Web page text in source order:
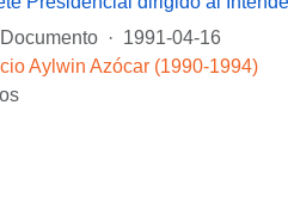
Documento · 1991-04-16
Aylwin Azócar (1990-1994)